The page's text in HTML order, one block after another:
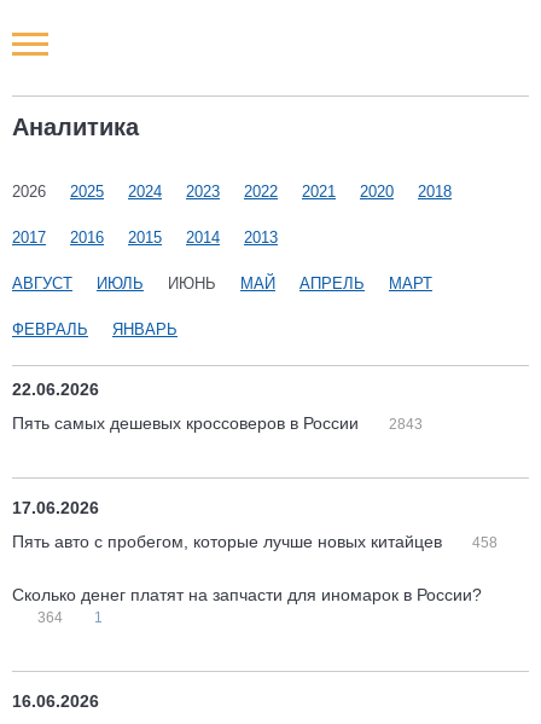
Аналитика
2026 2025 2024 2023 2022 2021 2020 2018
2017 2016 2015 2014 2013
АВГУСТ ИЮЛЬ ИЮНЬ МАЙ АПРЕЛЬ МАРТ
ФЕВРАЛЬ ЯНВАРЬ
22.06.2026
Пять самых дешевых кроссоверов в России
2843
17.06.2026
Пять авто с пробегом, которые лучше новых китайцев
458
Сколько денег платят на запчасти для иномарок в России?
364 1
16.06.2026
Новости РФ
Наши мероприятия
Статьи